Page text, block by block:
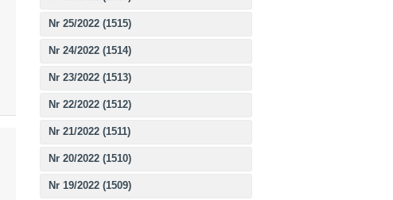
Nr 25/2022 (1515)
Nr 24/2022 (1514)
Nr 23/2022 (1513)
Nr 22/2022 (1512)
Nr 21/2022 (1511)
Nr 20/2022 (1510)
Nr 19/2022 (1509)